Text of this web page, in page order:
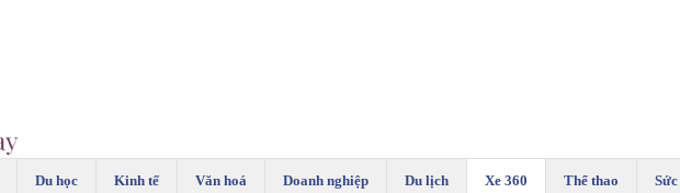
Du học Kinh tế Văn hoá Doanh nghiệp Du lịch Xe 360 Thể thao